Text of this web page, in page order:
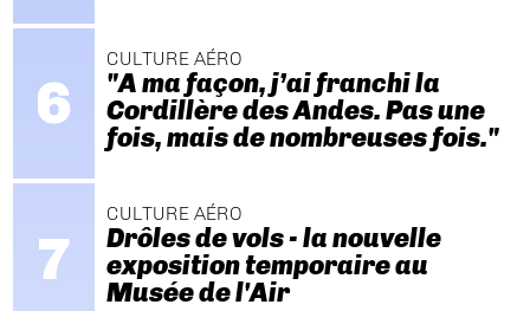
CULTURE AÉRO
"A ma façon, j’ai franchi la
Cordillère des Andes. Pas une
fois, mais de nombreuses fois."
CULTURE AÉRO
Drôles de vols - la nouvelle
exposition temporaire au
Musée de l'Air